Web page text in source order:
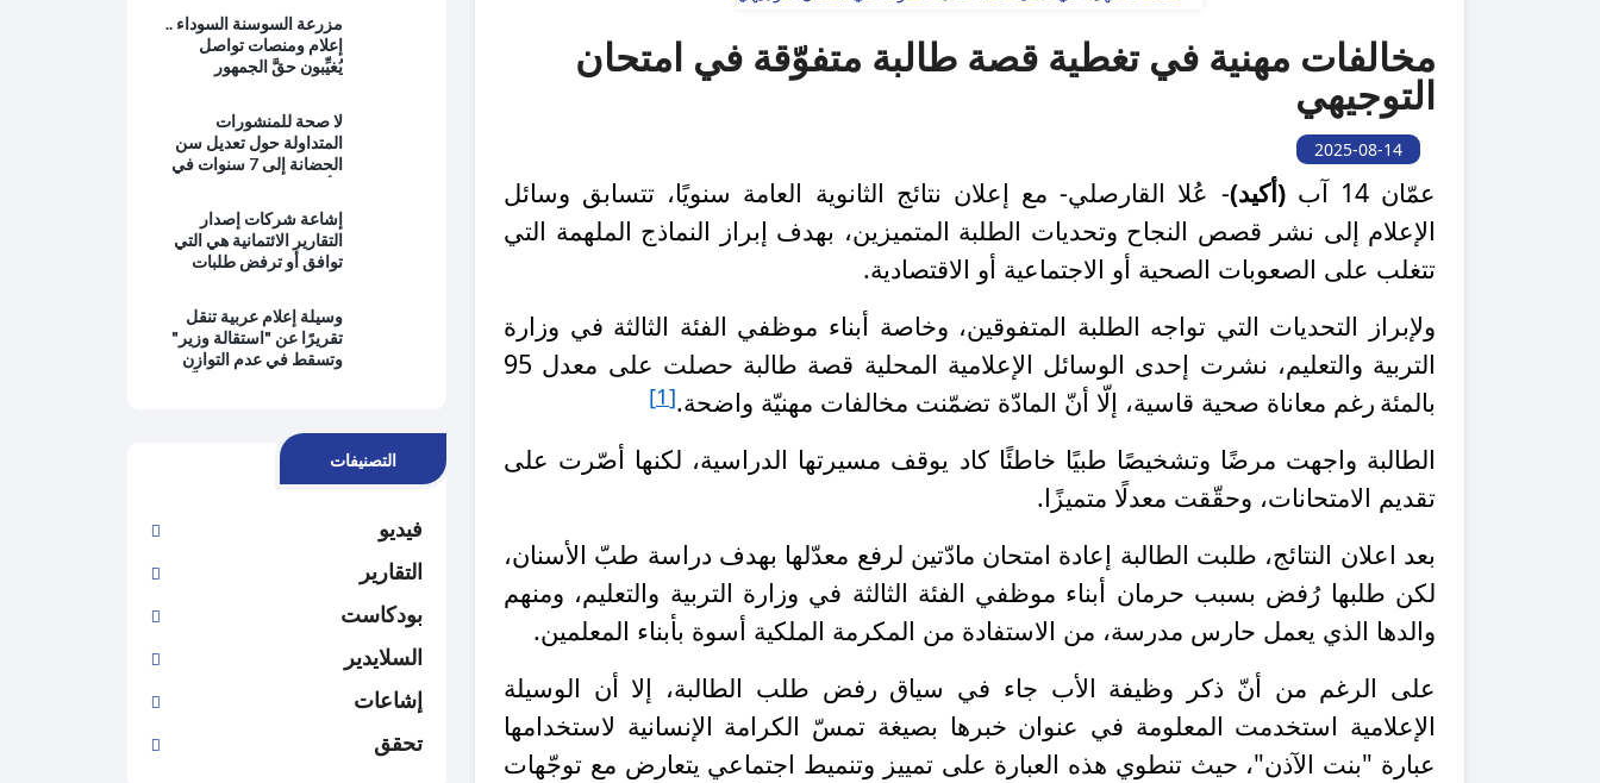
مخالفات مهنية في تغطية قصة طالبة متفوّقة في امتحان
التوجيهي
2025-08-14
عمّان 14 آب (أكيد)- عُلا القارصلي- مع إعلان نتائج الثانوية العامة سنويًا، تتسابق وسائل
الإعلام إلى نشر قصص النجاح وتحديات الطلبة المتميزين، بهدف إبراز النماذج الملهمة التي
تتغلب على الصعوبات الصحية أو الاجتماعية أو الاقتصادية.
ولإبراز التحديات التي تواجه الطلبة المتفوقين، وخاصة أبناء موظفي الفئة الثالثة في وزارة
التربية والتعليم، نشرت إحدى الوسائل الإعلامية المحلية قصة طالبة حصلت على معدل 95
بالمئة رغم معاناة صحية قاسية، إلّا أنّ المادّة تضمّنت مخالفات مهنيّة واضحة.
[1]
الطالبة واجهت مرضًا وتشخيصًا طبيًا خاطئًا كاد يوقف مسيرتها الدراسية، لكنها أصّرت على
تقديم الامتحانات، وحقّقت معدلًا متميزًا.
بعد اعلان النتائج، طلبت الطالبة إعادة امتحان مادّتين لرفع معدّلها بهدف دراسة طبّ الأسنان،
لكن طلبها رُفض بسبب حرمان أبناء موظفي الفئة الثالثة في وزارة التربية والتعليم، ومنهم
والدها الذي يعمل حارس مدرسة، من الاستفادة من المكرمة الملكية أسوة بأبناء المعلمين.
على الرغم من أنّ ذكر وظيفة الأب جاء في سياق رفض طلب الطالبة، إلا أن الوسيلة
الإعلامية استخدمت المعلومة في عنوان خبرها بصيغة تمسّ الكرامة الإنسانية لاستخدامها
عبارة "بنت الآذن"، حيث تنطوي هذه العبارة على تمييز وتنميط اجتماعي يتعارض مع توجّهات
والتوترات الإقليمية
مزرعة السوسنة السوداء ..
إعلام ومنصات تواصل
يُغيِّبون حقَّ الجمهور
حماية المصلحة العامة
وتطبيق القانون
لا صحة للمنشورات
المتداولة حول تعديل سن
الحضانة إلى 7 سنوات في
إشاعة شركات إصدار
التقارير الائتمانية هي التي
توافق أو ترفض طلبات
وسيلة إعلام عربية تنقل
تقريرًا عن "استقالة وزير"
وتسقط في عدم التوازن
التصنيفات
فيديو
التقارير
بودكاست
السلايدير
إشاعات
تحقق